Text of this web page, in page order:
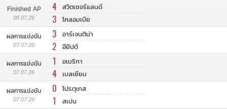
Finished AP
08.07.26
4 สวิตเซอร์แลนด์
3 โคลอมเบีย
ผลการแข่งขัน
07.07.26
3 อาร์เจนติน่า
2 อียิปต์
ผลการแข่งขัน
07.07.26
1 อเมริกา
4 เบลเยียม
ผลการแข่งขัน
07.07.26
0 โปรตุเกส
1 สเปน